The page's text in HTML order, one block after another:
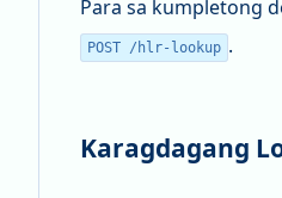
Para sa kumpletong
POST /hlr-lookup .
Karagdagang